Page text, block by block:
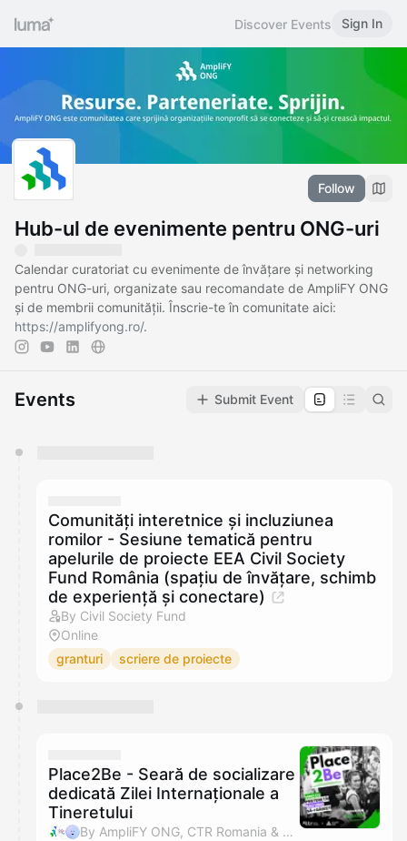
Discover Events Sign In
Follow
Hub-ul de evenimente pentru ONG-uri
Calendar curatoriat cu evenimente de învățare și networking
pentru ONG-uri, organizate sau recomandate de AmpliFY ONG
și de membrii comunității. Înscrie-te în comunitate aici:
https://amplifyong.ro/.
Events Submit Event
Comunități interetnice și incluziunea
romilor - Sesiune tematică pentru
apelurile de proiecte EEA Civil Society
Fund România (spațiu de învățare, schimb
de experiență și conectare)
By Civil Society Fund
Online
granturi
scriere de proiecte
Place2Be - Seară de socializare
dedicată Zilei Internaționale a
Tineretului
By AmpliFY ONG, CTR Romania & Rafael Barac